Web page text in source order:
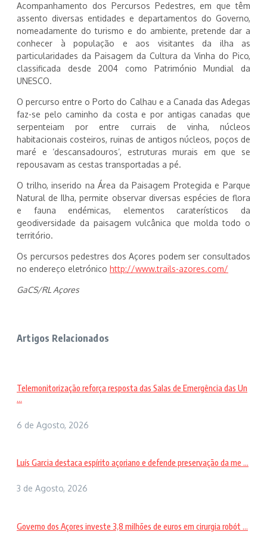
Acompanhamento dos Percursos Pedestres, em que têm
assento diversas entidades e departamentos do Governo,
nomeadamente do turismo e do ambiente, pretende dar a
conhecer à população e aos visitantes da ilha as
particularidades da Paisagem da Cultura da Vinha do Pico,
classificada desde 2004 como Património Mundial da
UNESCO.
O percurso entre o Porto do Calhau e a Canada das Adegas
faz-se pelo caminho da costa e por antigas canadas que
serpenteiam por entre currais de vinha, núcleos
habitacionais costeiros, ruinas de antigos núcleos, poços de
maré e ‘descansadouros’, estruturas murais em que se
repousavam as cestas transportadas a pé.
O trilho, inserido na Área da Paisagem Protegida e Parque
Natural de Ilha, permite observar diversas espécies de flora
e fauna endémicas, elementos caraterísticos da
geodiversidade da paisagem vulcânica que molda todo o
território.
Os percursos pedestres dos Açores podem ser consultados
no endereço eletrónico http://www.trails-azores.com/
GaCS/RL Açores
Artigos Relacionados
Telemonitorização reforça resposta das Salas de Emergência das Un
...
6 de Agosto, 2026
Luís Garcia destaca espírito açoriano e defende preservação da me ...
3 de Agosto, 2026
Governo dos Açores investe 3,8 milhões de euros em cirurgia robót ...